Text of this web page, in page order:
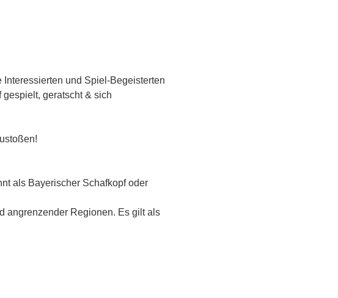
und Spiel-Begeisterten
geratscht & sich
als Bayerischer Schafkopf oder
angrenzender Regionen. Es gilt als